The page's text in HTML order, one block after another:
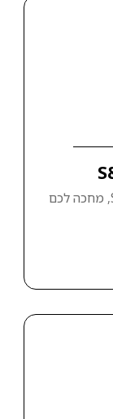
המדריך המלא לאיך להשקיע ב- S&P 500, מחכה לכם